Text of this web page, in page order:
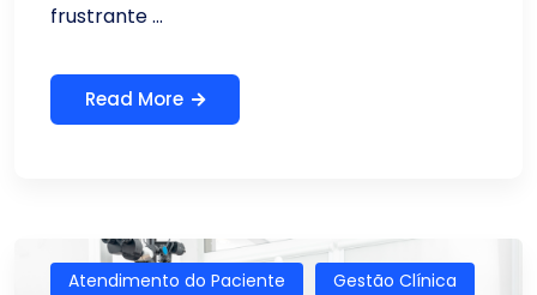
frustrante ...
Read More
Atendimento do Paciente Gestão Clínica